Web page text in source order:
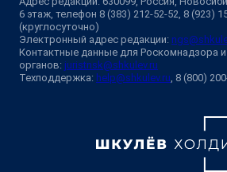
6 этаж, телефон 8 (383) 212-52-52, 8 (923)
(круглосуточно)
Электронный адрес редакции:
Контактные данные для Роскомнадзора
органов: juristnsk@shkulev.ru
Техподдержка: help@shkulev.ru , 8 (800)